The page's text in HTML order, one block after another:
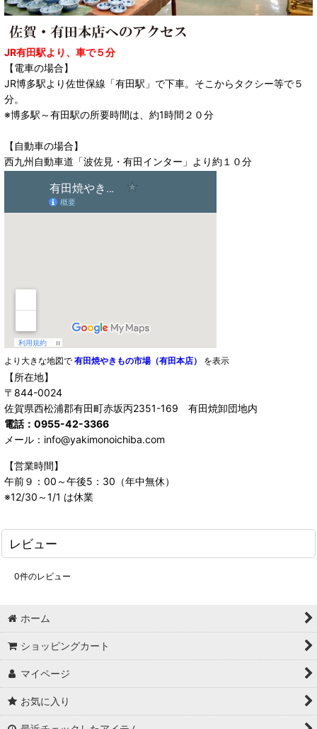
JR有田駅より、車で５分
【電車の場合】
JR博多駅より佐世保線「有田駅」で下車。そこからタクシー等で５
分。
※博多駅～有田駅の所要時間は、約1時間２０分
【自動車の場合】
西九州自動車道「波佐見・有田インター」より約１０分
より大きな地図で 有田焼やきもの市場（有田本店） を表示
【所在地】
〒844-0024
佐賀県西松浦郡有田町赤坂丙2351-169 有田焼卸団地内
電話：0955-42-3366
メール：info@yakimonoichiba.com
【営業時間】
午前９：00～午後5：30（年中無休）
※12/30～1/1 は休業
レビュー
0件のレビュー
ホーム
ショッピングカート
マイページ
お気に入り